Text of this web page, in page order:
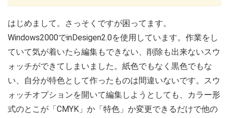
はじめまして。さっそくですが困ってます。
Windows2000でinDesigen2.0を使用しています。作業をし
ていて気が着いたら編集もできない、削除も出来ないスウ
ォッチができてしまいました。紙色でもなく黒色でもな
い、自分が特色として作ったものは間違いないです。スウ
ォッチオプションを開いて編集しようとしても、カラー形
式のとこが「CMYK」か「特色」か変更できるだけで他の